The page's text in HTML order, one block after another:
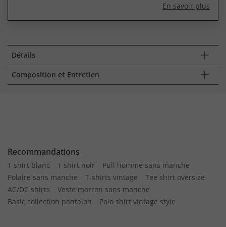
En savoir plus
Détails
Composition et Entretien
Recommandations
T shirt blanc T shirt noir
Pull homme sans manche
Polaire sans manche
T-shirts vintage
Tee shirt oversize
AC/DC shirts
Veste marron sans manche
Basic collection pantalon
Polo shirt vintage style